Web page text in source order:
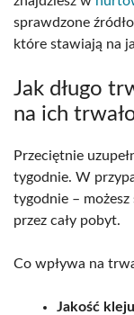
sprawdzone
które stawiają na
Jak długo
na ich
Przeciętnie
tygodnie. W
tygodnie – możesz
przez cały pobyt.
Co wpływa na
Jakość